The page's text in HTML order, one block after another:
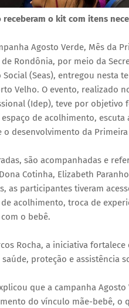
o kit com itens
Agosto Verde, Mês da
Rondônia, por meio da
(Seas), entregou nesta
Velho. O evento, realizado
(Idep), teve por
de acolhimento,
desenvolvimento da
são acompanhadas e
Cotinha, Elizabeth
as participantes tiveram
acolhimento, troca de
o bebê.
Rocha, a iniciativa
proteção e assistência
que a campanha
do vínculo mãe-bebê, o